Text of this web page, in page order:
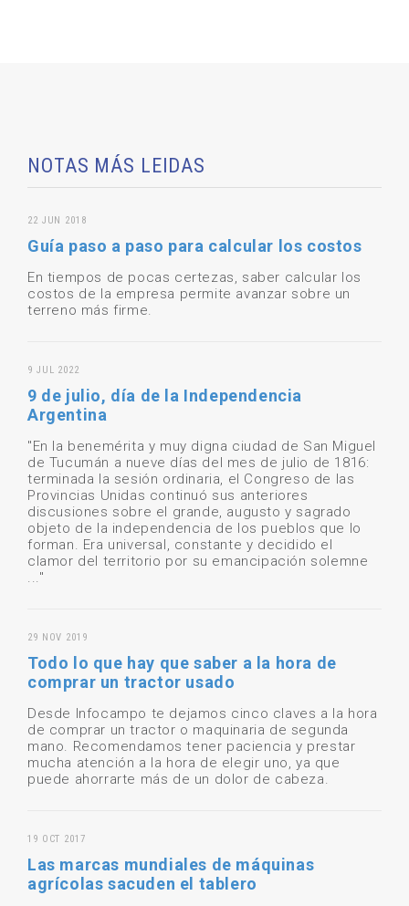
NOTAS MÁS LEIDAS
22 JUN 2018
Guía paso a paso para calcular los costos
En tiempos de pocas certezas, saber calcular los
costos de la empresa permite avanzar sobre un
terreno más firme.
9 JUL 2022
9 de julio, día de la Independencia
Argentina
"En la benemérita y muy digna ciudad de San Miguel
de Tucumán a nueve días del mes de julio de 1816:
terminada la sesión ordinaria, el Congreso de las
Provincias Unidas continuó sus anteriores
discusiones sobre el grande, augusto y sagrado
objeto de la independencia de los pueblos que lo
forman. Era universal, constante y decidido el
clamor del territorio por su emancipación solemne
..."
29 NOV 2019
Todo lo que hay que saber a la hora de
comprar un tractor usado
Desde Infocampo te dejamos cinco claves a la hora
de comprar un tractor o maquinaria de segunda
mano. Recomendamos tener paciencia y prestar
mucha atención a la hora de elegir uno, ya que
puede ahorrarte más de un dolor de cabeza.
19 OCT 2017
Las marcas mundiales de máquinas
agrícolas sacuden el tablero